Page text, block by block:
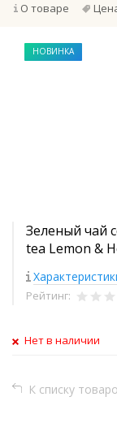
О товаре
НОВИНКА
Зеленый чай
tea Lemon &
Рейтинг:
Нет в наличии
К списку